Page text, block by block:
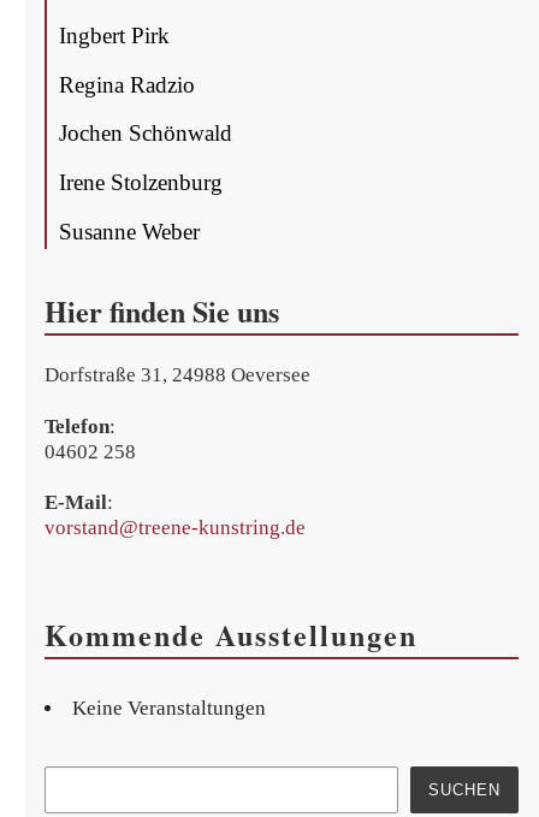
Ing­bert Pirk
Regi­na Radzio
Jochen Schön­wald
Ire­ne Stolzenburg
Susan­ne Weber
Hier finden Sie uns
Dorfstraße 31, 24988 Oeversee
Telefon:
04602 258
E-Mail:
vorstand@treene-kunstring.de
Kom­men­de Ausstellungen
Keine Veranstaltungen
SUCHEN